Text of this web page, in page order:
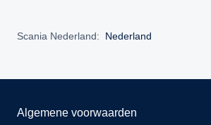
Scania Nederland: Nederland
Algemene voorwaarden